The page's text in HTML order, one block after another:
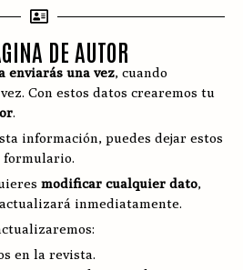
DE AUTOR
enviarás una vez, cuando
Con estos datos crearemos tu
.
información, puedes dejar estos
formulario.
modificar cualquier dato,
inmediatamente.
en la revista.